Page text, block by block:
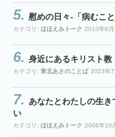
慰めの日々-「病むこ
カテゴリ: ほほえみトーク 2010年6月
身近にあるキリスト教
カテゴリ: 東北あさのことば 2023年7
あなたとわたしの生
い
カテゴリ: ほほえみトーク 2006年10